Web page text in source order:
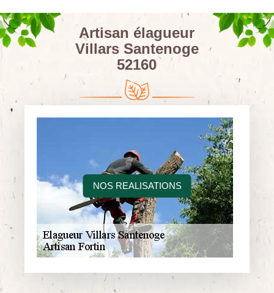
NOS REALISATIONS
Artisan élagueur
Villars Santenoge
52160